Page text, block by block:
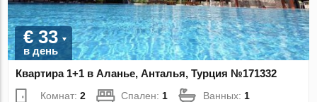
€ 33
в день
Квартира 1+1 в Аланье, Анталья, Турция №171332
Комнат:2 Спален:1 Ванных:1